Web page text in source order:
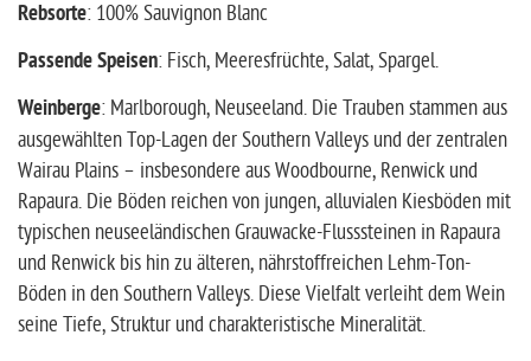
Rebsorte: 100% Sauvignon Blanc
Passende Speisen: Fisch, Meeresfrüchte, Salat, Spargel.
Weinberge: Marlborough, Neuseeland. Die Trauben stammen aus
ausgewählten Top-Lagen der Southern Valleys und der zentralen
Wairau Plains – insbesondere aus Woodbourne, Renwick und
Rapaura. Die Böden reichen von jungen, alluvialen Kiesböden mit
typischen neuseeländischen Grauwacke-Flusssteinen in Rapaura
und Renwick bis hin zu älteren, nährstoffreichen Lehm-Ton-
Böden in den Southern Valleys. Diese Vielfalt verleiht dem Wein
seine Tiefe, Struktur und charakteristische Mineralität.